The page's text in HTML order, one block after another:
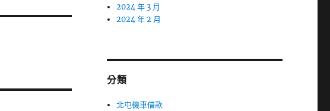
2024 年 3 月
2024 年 2 月
分類
北屯機車借款